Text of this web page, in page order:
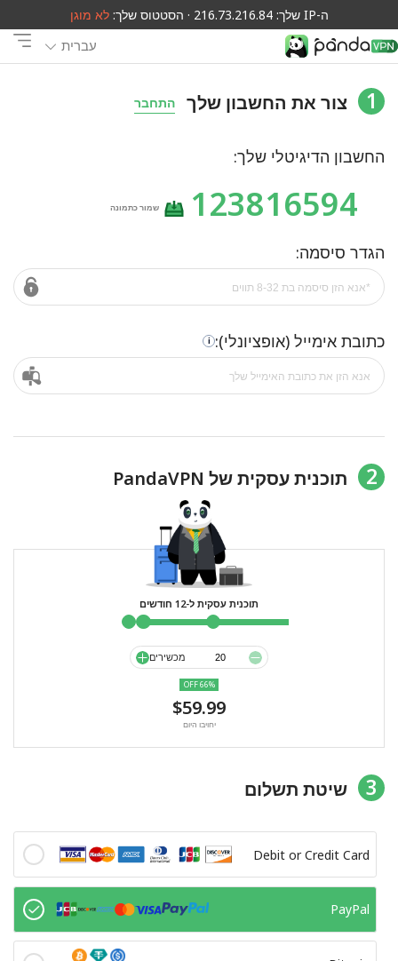
ה-IP שלך: 216.73.216.84 · הסטטוס שלך: לא מוגן
עברית
1 צור את החשבון שלך התחבר
החשבון הדיגיטלי שלך:
123816594 שמור כתמונה
הגדר סיסמה:
כתובת אימייל (אופציונלי): i
2 תוכנית עסקית של PandaVPN
תוכנית עסקית ל-12 חודשים
מכשירים
66% OFF
$59.99
יחויבו היום
3 שיטת תשלום
Debit or Credit Card
PayPal